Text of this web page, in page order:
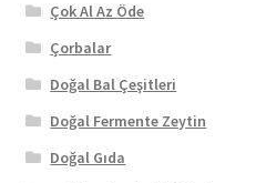
Çok Al Az Öde
Çorbalar
Doğal Bal Çeşitleri
Doğal Fermente Zeytin
Doğal Gıda